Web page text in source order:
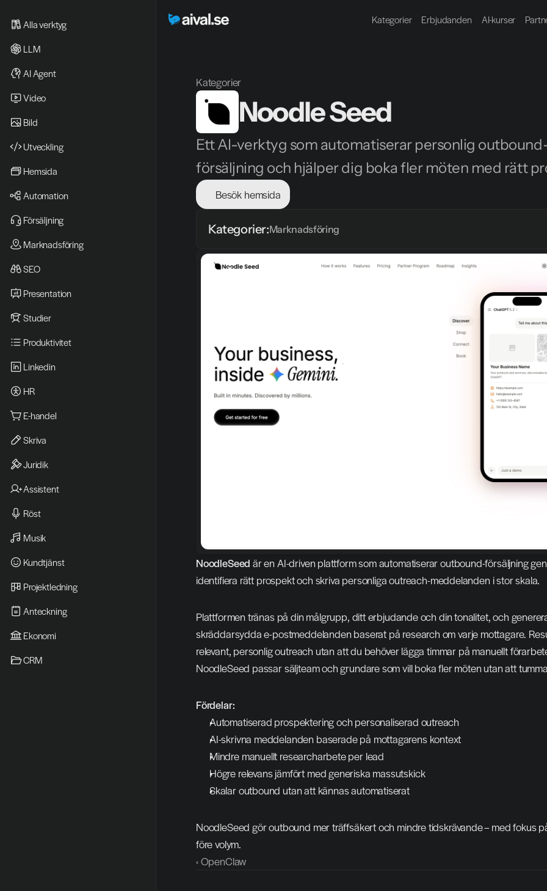
Kategorier Erbjudanden AI-kurser
Alla verktyg
LLM
AI Agent
Video
Bild
Utveckling
Hemsida
Automation
Försäljning
Marknadsföring
SEO
Presentation
Studier
Produktivitet
Linkedin
HR
E-handel
Skriva
Juridik
Assistent
Röst
Musik
Kundtjänst
Projektledning
Anteckning
Ekonomi
CRM
Kategorier
Noodle Seed
Ett AI-verktyg som automatiserar personlig
försäljning och hjälper dig boka fler möten med rätt
Besök hemsida
Kategorier:Marknadsföring
NoodleSeed är en AI-driven plattform som automatiserar outbound-försäljning
identifiera rätt prospekt och skriva personliga outreach-meddelanden i stor skala.
Plattformen tränas på din målgrupp, ditt erbjudande och din tonalitet, och
skräddarsydda e-postmeddelanden baserat på research om varje mottagare.
relevant, personlig outreach utan att du behöver lägga timmar på manuellt
NoodleSeed passar säljteam och grundare som vill boka fler möten utan att
Fördelar:
Automatiserad prospektering och personaliserad outreach
AI-skrivna meddelanden baserade på mottagarens kontext
Mindre manuellt researcharbete per lead
Högre relevans jämfört med generiska massutskick
Skalar outbound utan att kännas automatiserat
NoodleSeed gör outbound mer träffsäkert och mindre tidskrävande – med fokus
före volym.
‹ OpenClaw